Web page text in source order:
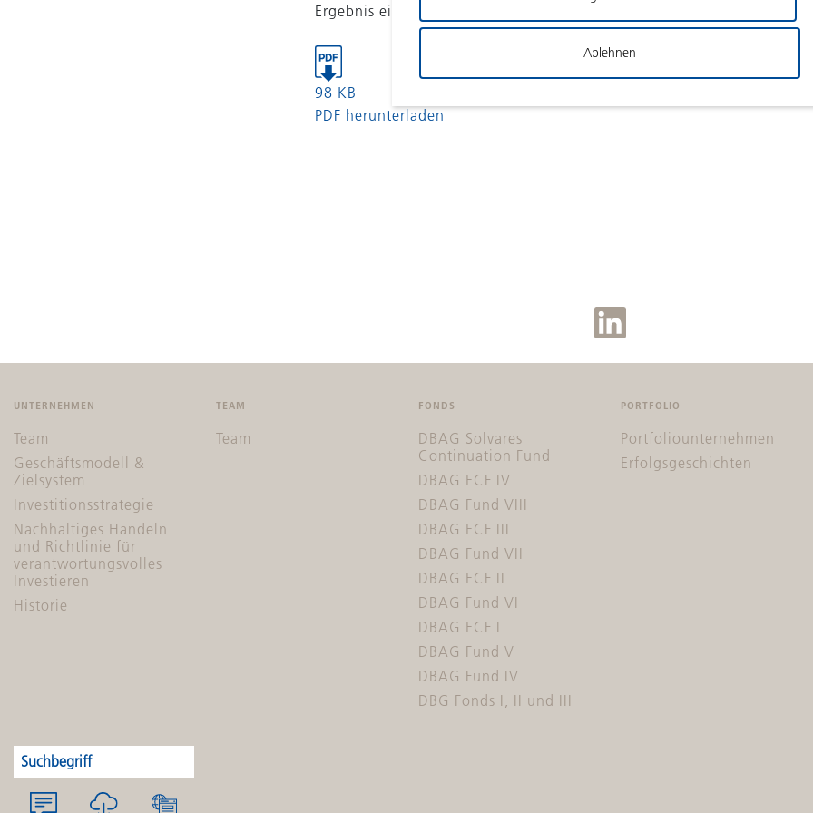
Ergebnis eines vollen Geschäftsjahres hochrechnen lassen.
98 KB
PDF herunterladen
UNTERNEHMEN
Team
Geschäftsmodell &
Zielsystem
Investitionsstrategie
Nachhaltiges Handeln
und Richtlinie für
verantwortungsvolles
Investieren
Historie
TEAM
Team
FONDS
DBAG Solvares
Continuation Fund
DBAG ECF IV
DBAG Fund VIII
DBAG ECF III
DBAG Fund VII
DBAG ECF II
DBAG Fund VI
DBAG ECF I
DBAG Fund V
DBAG Fund IV
DBG Fonds I, II und III
PORTFOLIO
Portfoliounternehmen
Erfolgsgeschichten
Ablehnen